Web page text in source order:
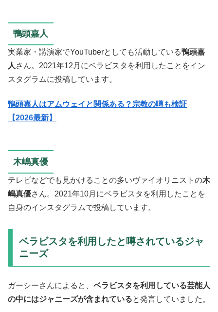
鴨頭嘉人
実業家・講演家でYouTuberとしても活動している鴨頭嘉
人 さん。2021年12月にベラビスタを利用したことをイン
スタグラムに投稿しています。
鴨頭嘉人はアムウェイと関係ある？宗教の噂も検証
【2026最新】
木嶋真優
テレビなどでも見かけることの多いヴァイオリニストの木
嶋真優さん。2021年10月にベラビスタを利用したことを
自身のインスタグラムで投稿しています。
ベラビスタを利用したと噂されているジャ
ニーズ
ガーシーさんによると、 ベラビスタを利用している芸能人
の中にはジャニーズが含まれていると発言していました。